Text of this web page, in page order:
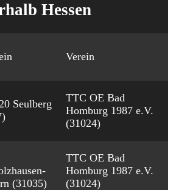
Hessen
Verein
Seulberg
TTC OE Bad
Homburg 1987 e.V.
(31024)
(31035)
TTC OE Bad
Homburg 1987 e.V.
(31024)